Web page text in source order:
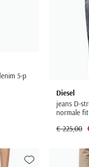
5-p
Diesel
jeans D-
normale fit
€ 225,00